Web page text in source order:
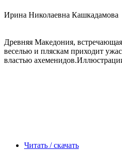
Ирина Николаевна Кашкадамова
Древняя Македония,
веселью и пляскам приходит
властью
Читать / скачать